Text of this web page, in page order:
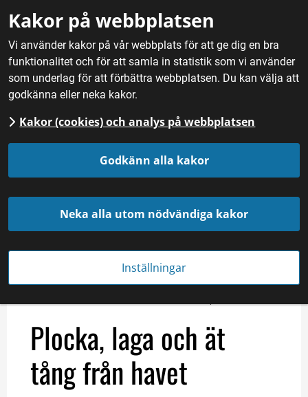
Kakor på webbplatsen
Vi använder kakor på vår webbplats för att ge dig en bra
funktionalitet och för att samla in statistik som vi använder
som underlag för att förbättra webbplatsen. Du kan välja att
godkänna eller neka kakor.
Kakor (cookies) och analys på webbplatsen
Godkänn alla kakor
Neka alla utom nödvändiga kakor
Inställningar
Hem / Nyheter
Stora alger, ofta kallade tång, är en outnyttjad resurs från våra hav. Foto:
Plocka, laga och ät
tång från havet